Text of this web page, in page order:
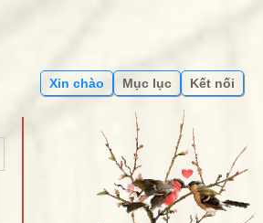
Xin chào Mục lục Kết nối